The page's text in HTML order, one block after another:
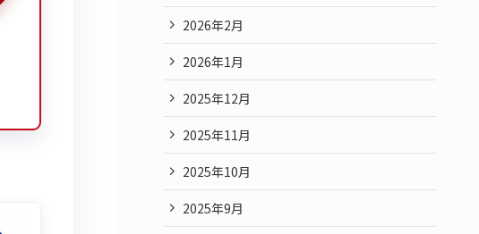
2026年2月
2026年1月
2025年12月
2025年11月
2025年10月
2025年9月